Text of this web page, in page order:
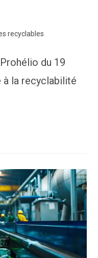
recyclables
du 19
la recyclabilité